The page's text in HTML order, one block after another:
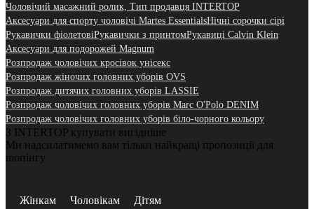
Чоловічий масажний ролик, Тип продавця INTERTOP
Аксесуари для спорту чоловічі Martes EssentialsНічні сорочки сірі
Рукавички фіолетовіРукавички з принтомРукавиці Calvin Klein
Аксесуари для подорожей Magnum
Розпродаж чоловічих кросівок унісекс
Розпродаж жіночих головних уборів OVS
Розпродаж дитячих головних уборів LASSIE
Розпродаж чоловічих головних уборів Marc O'Polo DENIM
Розпродаж чоловічих головних уборів біло-чорного кольору
З INTERTOP купувати вигідніше
Ми надсилатимемо вам тільки найкращі пропозиції для
шопінгу
Жінкам Чоловікам Дітям